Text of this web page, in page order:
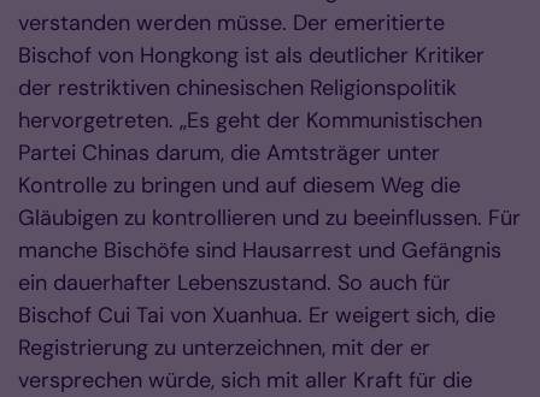
verstanden werden müsse. Der emeritierte
Bischof von Hongkong ist als deutlicher Kritiker
der restriktiven chinesischen Religionspolitik
hervorgetreten. „Es geht der Kommunistischen
Partei Chinas darum, die Amtsträger unter
Kontrolle zu bringen und auf diesem Weg die
Gläubigen zu kontrollieren und zu beeinflussen. Für
manche Bischöfe sind Hausarrest und Gefängnis
ein dauerhafter Lebenszustand. So auch für
Bischof Cui Tai von Xuanhua. Er weigert sich, die
Registrierung zu unterzeichnen, mit der er
versprechen würde, sich mit aller Kraft für die